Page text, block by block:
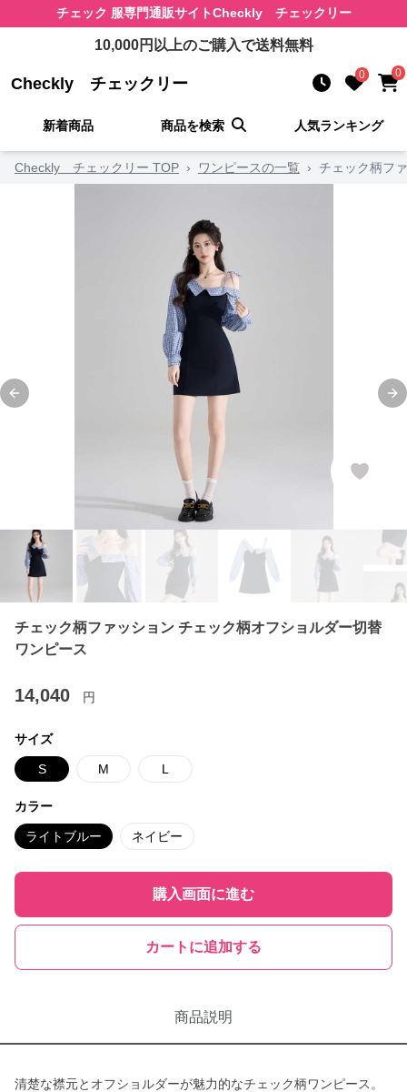
チェック 服専門通販サイトCheckly チェックリー
10,000円以上のご購入で送料無料
Checkly チェックリー 0 0
新着商品 商品を検索 人気ランキング
Checkly チェックリー TOP › ワンピースの一覧 › チェック柄フ
Previous slide
チェック柄ファッション チェック柄オフショルダー切替
ワンピース
14,040 円
サイズ
S M L
カラー
ライトブルー ネイビー
購入画面に進む
カートに追加する
商品説明
清楚な襟元とオフショルダーが魅力的なチェック柄ワンピース。